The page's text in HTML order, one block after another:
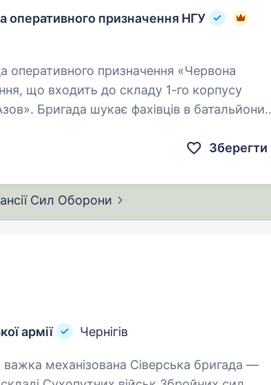
оперативного призначення НГУ
що входить до складу 1-го корпусу
Бригада шукає фахівців в батальйони
Зберегти
Сил Оборони
армії
Чернігів